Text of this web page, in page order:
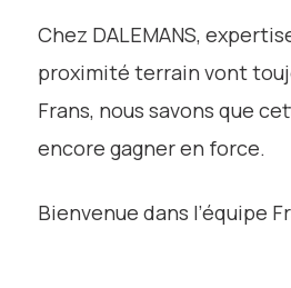
Chez DALEMANS,
proximité terrain vont
Frans, nous savons que
encore gagner en force.
Bienvenue dans l’équipe